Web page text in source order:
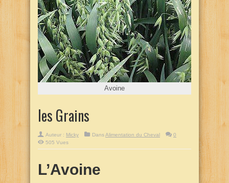
Avoine
les Grains
Auteur : Micky DansAlimentation du Cheval
0
505 Vues
L’Avoine